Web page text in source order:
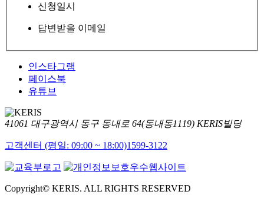
신청일시
답변받을 이메일
인스타그램
페이스북
유튜브
41061 대구광역시 동구 동내로 64(동내동1119) KERIS빌딩
고객센터 (평일: 09:00 ~ 18:00)1599-3122
Copyright© KERIS. ALL RIGHTS RESERVED